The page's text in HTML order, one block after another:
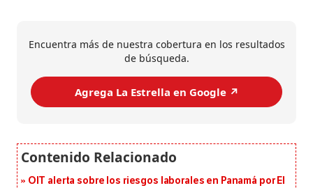
Encuentra más de nuestra cobertura en los resultados
de búsqueda.
Agrega La Estrella en Google ↗️
OIT alerta sobre los riesgos laborales en Panamá por El